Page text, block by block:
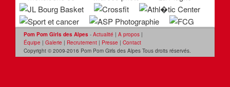
Pom Pom Girls des Alpes - Actualité | A propos |
Équipe | Galerie | Recrutement | Presse | Contact
Copyright © 2009-2016 Pom Pom Girls des Alpes Tous droits réservés.